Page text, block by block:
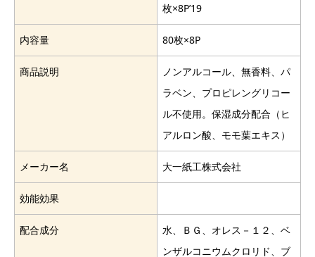
枚×8P’19
内容量 80枚×8P
商品説明
ノンアルコール、無香料、パ
ラベン、プロピレングリコー
ル不使用。保湿成分配合（ヒ
アルロン酸、モモ葉エキス）
メーカー名 大一紙工株式会社
効能効果
配合成分
水、ＢＧ、オレス－１２、ベ
ンザルコニウムクロリド、ブ